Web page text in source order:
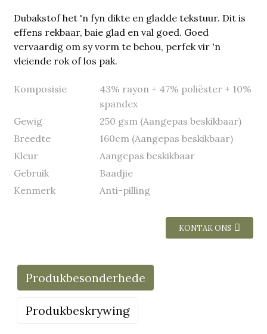
Dubakstof het 'n fyn dikte en gladde tekstuur. Dit is
effens rekbaar, baie glad en val goed. Goed
vervaardig om sy vorm te behou, perfek vir 'n
vleiende rok of los pak.
Komposisie
43% rayon + 47% poliëster + 10%
spandex
Gewig
250 gsm (Aangepas beskikbaar)
Breedte
160cm (Aangepas beskikbaar)
Kleur
Aangepas beskikbaar
Gebruik
Baadjie
Kenmerk
Anti-pilling
KONTAK ONS
Produkbesonderhede
Produkbeskrywing